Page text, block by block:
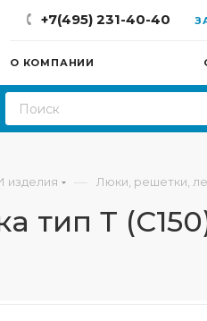
+7(495) 231-40-40
О КОМПАНИИ
изделия — Люки, решетки,
тип Т